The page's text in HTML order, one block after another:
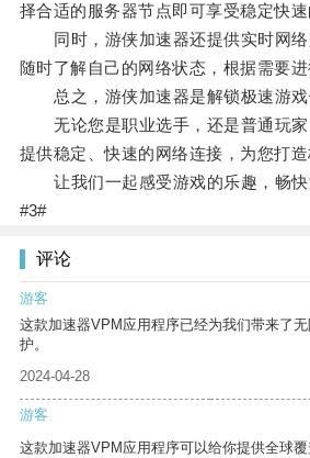
择合适的服务器节点即可享受稳定快速
同时，游侠加速器还提供实时网络
随时了解自己的网络状态，根据需要进
总之，游侠加速器是解锁极速游戏
无论您是职业选手，还是普通玩家
提供稳定、快速的网络连接，为您打造
让我们一起感受游戏的乐趣，畅快
#3#
评论
游客
这款加速器VPM应用程序已经为我们带来了
护。
2024-04-28
游客
这款加速器VPM应用程序可以给你提供全球覆